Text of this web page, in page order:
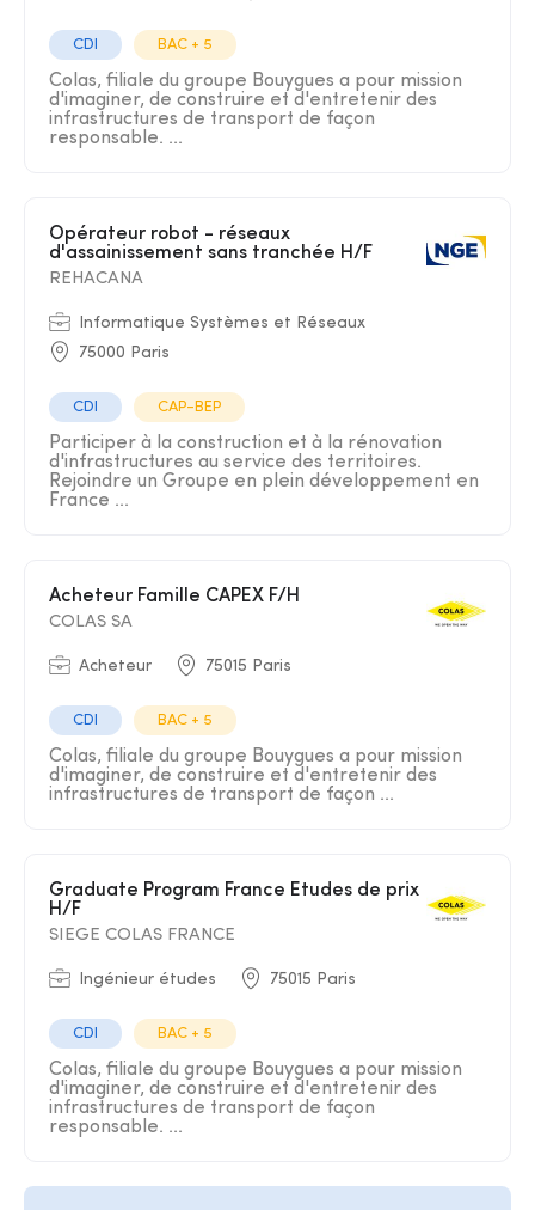
CDI BAC + 5
Colas, filiale du groupe Bouygues a pour mission
d'imaginer, de construire et d'entretenir des
infrastructures de transport de façon
responsable. ...
Opérateur robot - réseaux
d'assainissement sans tranchée H/F
REHACANA
Informatique Systèmes et Réseaux
75000 Paris
CDI CAP-BEP
Participer à la construction et à la rénovation
d'infrastructures au service des territoires.
Rejoindre un Groupe en plein développement en
France ...
Acheteur Famille CAPEX F/H
COLAS SA
Acheteur 75015 Paris
CDI BAC + 5
Colas, filiale du groupe Bouygues a pour mission
d'imaginer, de construire et d'entretenir des
infrastructures de transport de façon ...
Graduate Program France Etudes de prix
H/F
SIEGE COLAS FRANCE
Ingénieur études 75015 Paris
CDI BAC + 5
Colas, filiale du groupe Bouygues a pour mission
d'imaginer, de construire et d'entretenir des
infrastructures de transport de façon
responsable. ...